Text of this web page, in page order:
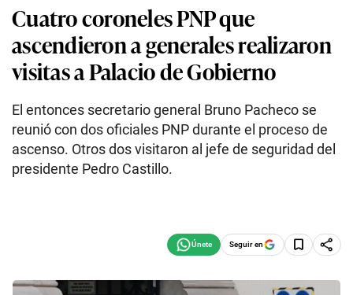
Cuatro coroneles PNP que
ascendieron a generales realizaron
visitas a Palacio de Gobierno
El entonces secretario general Bruno Pacheco se
reunió con dos oficiales PNP durante el proceso de
ascenso. Otros dos visitaron al jefe de seguridad del
presidente Pedro Castillo.
Seguir en